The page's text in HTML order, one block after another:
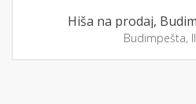
Hiša na prodaj,
Budimpešta,